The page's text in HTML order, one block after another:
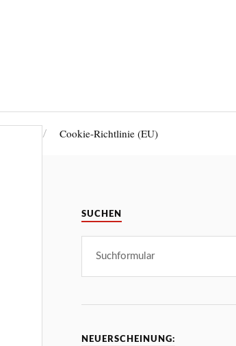
Cookie-Richtlinie (EU)
SUCHEN
NEUERSCHEINUNG: